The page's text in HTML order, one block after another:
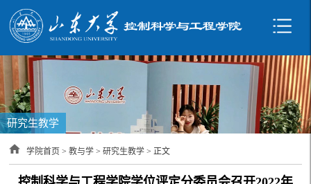
研究生教学
学院首页 >教与学 >研究生教学 > 正文